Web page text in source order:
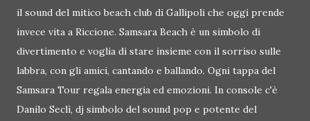
il sound del mitico beach club di Gallipoli che oggi prende
invece vita a Riccione. Samsara Beach è un simbolo di
divertimento e voglia di stare insieme con il sorriso sulle
labbra, con gli amici, cantando e ballando. Ogni tappa del
Samsara Tour regala energia ed emozioni. In console c'è
Danilo Seclì, dj simbolo del sound pop e potente del